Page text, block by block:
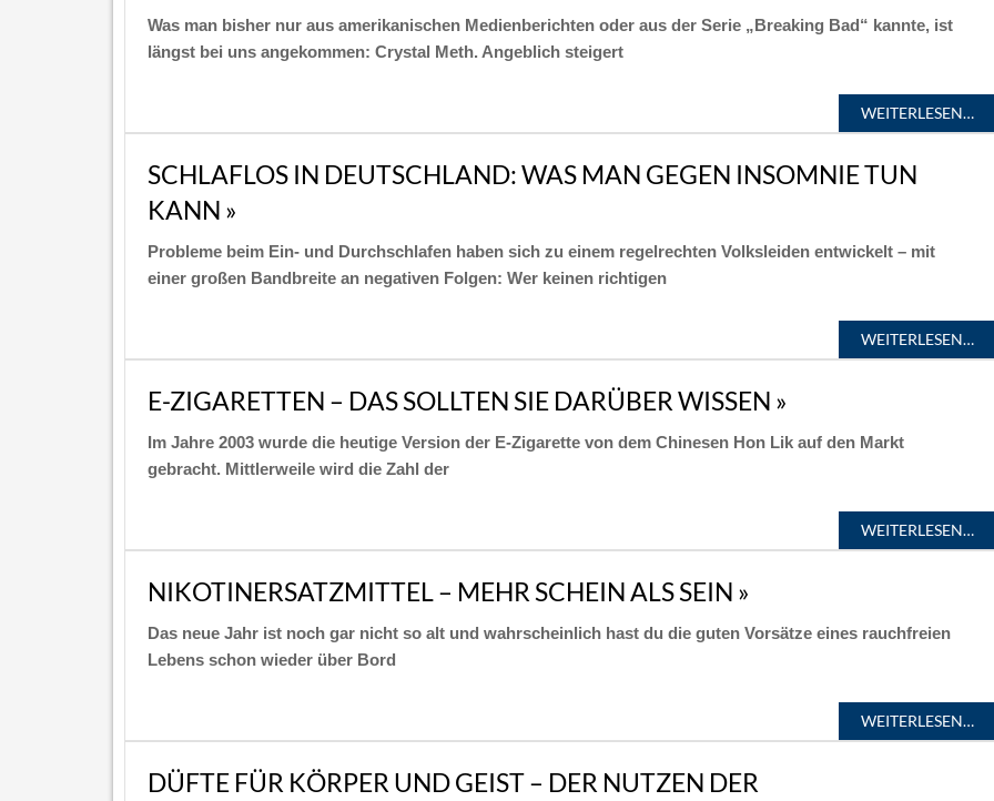
Was man bisher nur aus amerikanischen Medienberichten oder aus der Serie „Breaking Bad“ kannte, ist
längst bei uns angekommen: Crystal Meth. Angeblich steigert
WEITERLESEN…
SCHLAFLOS IN DEUTSCHLAND: WAS MAN GEGEN INSOMNIE TUN
KANN »
Probleme beim Ein- und Durchschlafen haben sich zu einem regelrechten Volksleiden entwickelt – mit
einer großen Bandbreite an negativen Folgen: Wer keinen richtigen
WEITERLESEN…
E-ZIGARETTEN – DAS SOLLTEN SIE DARÜBER WISSEN »
Im Jahre 2003 wurde die heutige Version der E-Zigarette von dem Chinesen Hon Lik auf den Markt
gebracht. Mittlerweile wird die Zahl der
WEITERLESEN…
NIKOTINERSATZMITTEL – MEHR SCHEIN ALS SEIN »
Das neue Jahr ist noch gar nicht so alt und wahrscheinlich hast du die guten Vorsätze eines rauchfreien
Lebens schon wieder über Bord
WEITERLESEN…
DÜFTE FÜR KÖRPER UND GEIST – DER NUTZEN DER